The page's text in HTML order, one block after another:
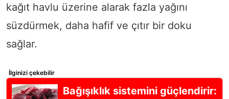
kağıt havlu üzerine alarak fazla yağını
süzdürmek, daha hafif ve çıtır bir doku
sağlar.
İlginizi çekebilir
Bağışıklık sistemini güçlendirir: